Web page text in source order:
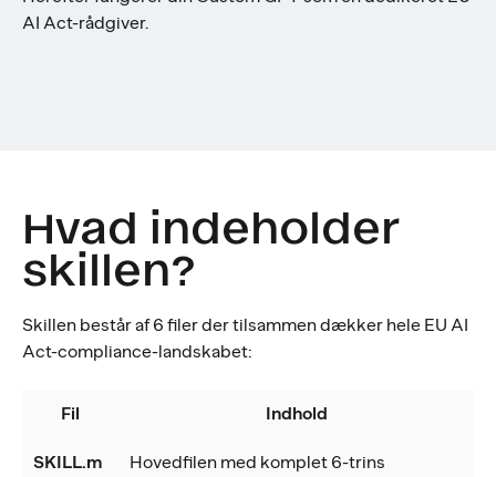
AI Act-rådgiver.
Hvad indeholder
skillen?
Skillen består af 6 filer der tilsammen dækker hele EU AI
Act-compliance-landskabet:
Fil Indhold
SKILL.m
Hovedfilen med komplet 6-trins